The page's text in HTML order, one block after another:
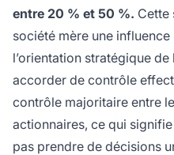
entre 20 % et 50 %. Cette
société mère une
l’orientation stratégique
accorder de contrôle
contrôle majoritaire entre
actionnaires, ce qui
pas prendre de décisions